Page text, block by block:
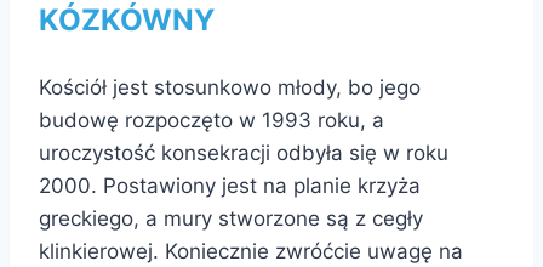
KÓZKÓWNY
Kościół jest stosunkowo młody, bo jego
budowę rozpoczęto w 1993 roku, a
uroczystość konsekracji odbyła się w roku
2000. Postawiony jest na planie krzyża
greckiego, a mury stworzone są z cegły
klinkierowej. Koniecznie zwróćcie uwagę na